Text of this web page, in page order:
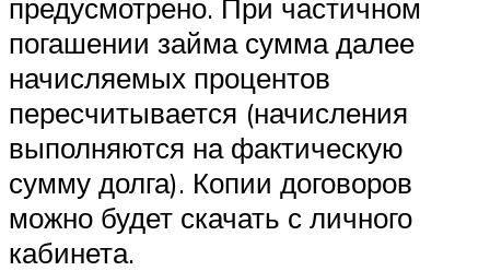
предусмотрено. При частичном
погашении займа сумма далее
начисляемых процентов
пересчитывается (начисления
выполняются на фактическую
сумму долга). Копии договоров
можно будет скачать с личного
кабинета.